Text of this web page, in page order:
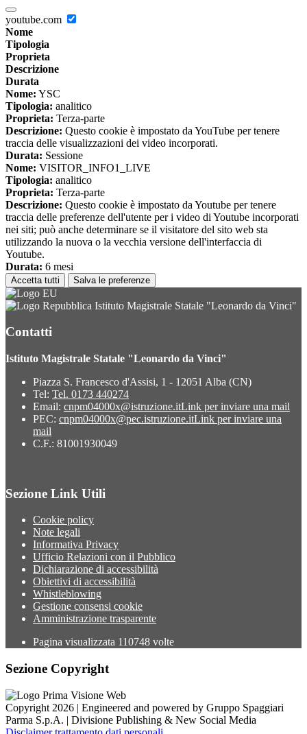
youtube.com
Nome
Tipologia
Proprieta
Descrizione
Durata
Nome: YSC
Tipologia: analitico
Proprieta: Terza-parte
Descrizione: Questo cookie è impostato da YouTube per tenere
traccia delle visualizzazioni dei video incorporati.
Durata: Sessione
Nome: VISITOR_INFO1_LIVE
Tipologia: analitico
Proprieta: Terza-parte
Descrizione: Questo cookie è impostato da Youtube per tenere
traccia delle preferenze dell'utente per i video di Youtube incorporati
nei siti; può anche determinare se il visitatore del sito web sta
utilizzando la nuova o la vecchia versione dell'interfaccia di
Youtube.
Durata: 6 mesi
Accetta tutti Salva le preferenze
Istituto Magistrale Statale "Leonardo da Vinci"
Contatti
Istituto Magistrale Statale "Leonardo da Vinci"
Piazza S. Francesco d'Assisi, 1 - 12051 Alba (CN)
Tel: Tel. 0173 440274
Email: cnpm04000x@istruzione.itLink per inviare una mail
PEC: cnpm04000x@pec.istruzione.itLink per inviare una
mail
C.F.: 81001930049
Sezione Link Utili
Cookie policy
Note legali
Informativa Privacy
Ufficio Relazioni con il Pubblico
Dichiarazione di accessibilità
Obiettivi di accessibilità
Whistleblowing
Gestione consensi cookie
Amministrazione trasparente
Pagina visualizzata 110748 volte
Sezione Copyright
Copyright 2026 | Engineered and powered by Gruppo Spaggiari
Parma S.p.A. | Divisione Publishing & New Social Media